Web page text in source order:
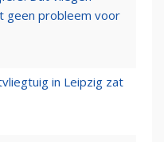
geen probleem voor
in Leipzig zat